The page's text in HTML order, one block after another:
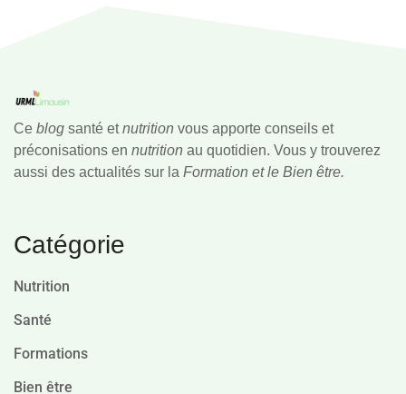
Ce blog santé etnutrition vous apporte conseils et
préconisations en nutrition au quotidien. Vous y trouverez
aussi des actualités sur la Formation et le Bien être.
Catégorie
Nutrition
Santé
Formations
Bien être